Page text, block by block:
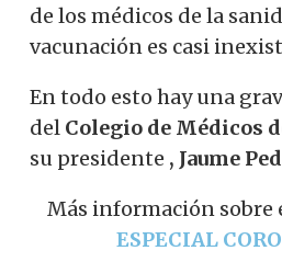
de los médicos de la
vacunación es casi
En todo esto hay una
del Colegio de Médicos
su presidente , Jaume
Más información sobre
ESPECIAL